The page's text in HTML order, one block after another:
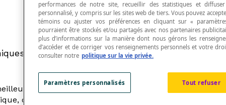
particulières pour choisir un échantillon
manière d'obtenir les informations les plus
cette méthode n'est pas toujours praticable,
performances de notre site, recueillir des statistiques et
personnalisé, y compris sur les sites web de tiers. Vous pouvez
témoins ou ajuster vos préférences en cliquant sur «
pourraient être stockés et/ou partagés avec nos partenaires
plus d’informations sur la manière dont nous gérons les
d’accéder et de corriger vos renseignements personnels et votre
consulter notre politique sur la vie privée.
Tout refuser
Paramètres personnalisés